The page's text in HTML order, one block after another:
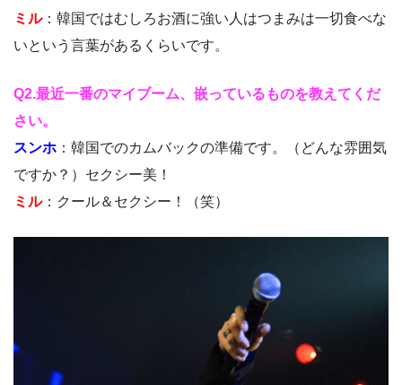
ミル：韓国ではむしろお酒に強い人はつまみは一切食べな
いという言葉があるくらいです。
Q2.最近一番のマイブーム、嵌っているものを教えてくだ
さい。
スンホ ：韓国でのカムバックの準備です。（どんな雰囲気
ですか？）セクシー美！
ミル：クール＆セクシー！（笑）